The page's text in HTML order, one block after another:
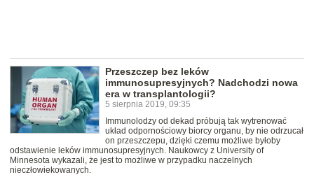
Przeszczep bez leków
immunosupresyjnych? Nadchodzi nowa
era w transplantologii?
5 sierpnia 2019, 09:35
Immunolodzy od dekad próbują tak wytrenować
układ odpornościowy biorcy organu, by nie odrzucał
on przeszczepu, dzięki czemu możliwe byłoby
odstawienie leków immunosupresyjnych. Naukowcy z University of
Minnesota wykazali, że jest to możliwe w przypadku naczelnych
nieczłowiekowanych.